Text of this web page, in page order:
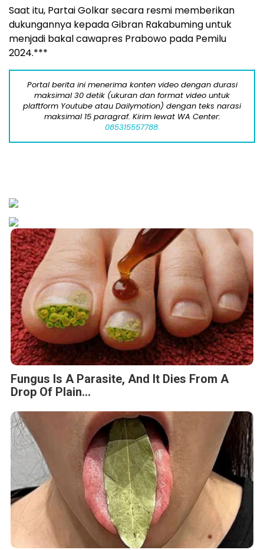
Saat itu, Partai Golkar secara resmi memberikan
dukungannya kepada Gibran Rakabuming untuk
menjadi bakal cawapres Prabowo pada Pemilu
2024.***
Portal berita ini menerima konten video dengan durasi
maksimal 30 detik (ukuran dan format video untuk
plaftform Youtube atau Dailymotion) dengan teks narasi
maksimal 15 paragraf. Kirim lewat WA Center:
085315557788.
Fungus Is A Parasite, And It Dies From A
Drop Of Plain...